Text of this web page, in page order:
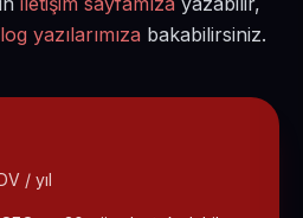
yazılarımıza bakabilirsiniz.
/ yıl